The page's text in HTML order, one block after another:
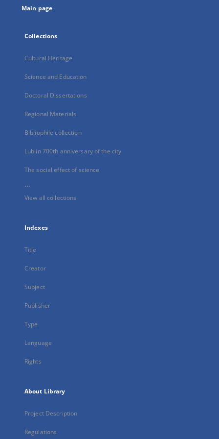
Main page
Collections
Cultural Heritage
Science and Education
Doctoral Dissertations
Regional Materials
Bibliophile collection
Lublin 700th anniversary of the city
The social effect of science
...
View all collections
Indexes
Title
Creator
Subject
Publisher
Type
Language
Rights
About Library
Project Description
Regulations